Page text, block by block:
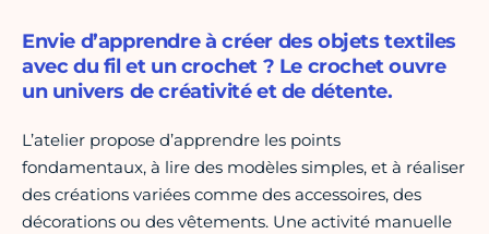
Envie d’apprendre à créer des objets textiles
avec du fil et un crochet ? Le crochet ouvre
un univers de créativité et de détente.
L’atelier propose d’apprendre les points
fondamentaux, à lire des modèles simples, et à réaliser
des créations variées comme des accessoires, des
décorations ou des vêtements. Une activité manuelle